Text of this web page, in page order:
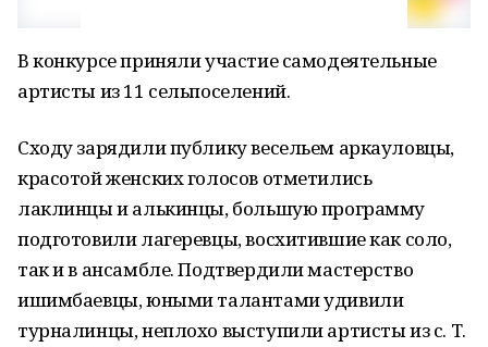
В конкурсе приняли участие самодеятельные
артисты из 11 сельпоселений.
Сходу зарядили публику весельем аркауловцы,
красотой женских голосов отметились
лаклинцы и алькинцы, большую программу
подготовили лагеревцы, восхитившие как соло,
так и в ансамбле. Подтвердили мастерство
ишимбаевцы, юными талантами удивили
турналинцы, неплохо выступили артисты из с. Т.